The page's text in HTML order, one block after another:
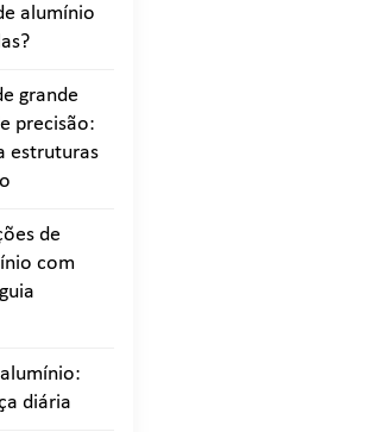
alumínio
grande
precisão:
estruturas
de
com
diária